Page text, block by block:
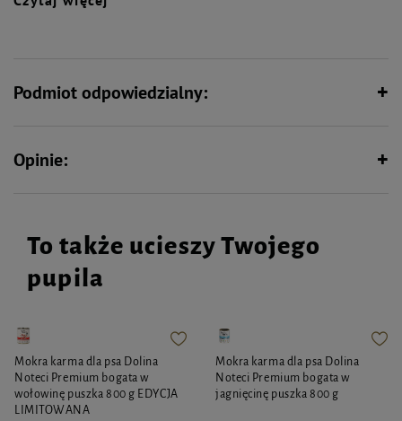
Podmiot odpowiedzialny:
Opinie:
To także ucieszy Twojego
pupila
Mokra karma dla psa Dolina
Noteci Premium bogata w
wołowinę puszka 800 g EDYCJA
LIMITOWANA
Mokra karma dla psa Dolina
Noteci Premium bogata w
jagnięcinę puszka 800 g